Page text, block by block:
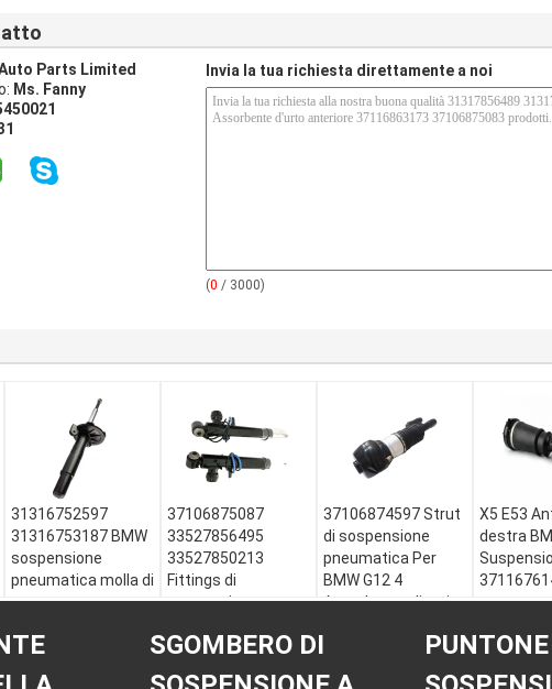
Parts Limited
Ms. Fanny
Invia la tua richiesta direttamente a noi
(0 / 3000)
31316752597
31316753187 BMW
sospensione
pneumatica molla di
sostegno
vibrazioni serie 7
37106875087
33527856495
33527850213
Fittings di
sospensione a
X5 F15 Assorbitore
37106874597 Strut
di sospensione
pneumatica Per
BMW G12 4
Assorbente di urti
X5 E53
destra
BMW
SGOMBERO DI